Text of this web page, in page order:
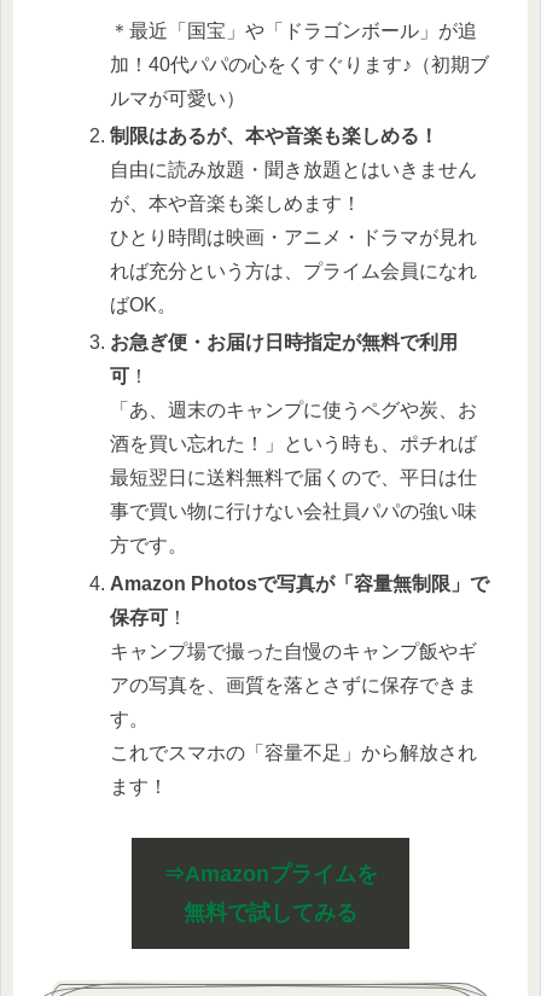
＊最近「国宝」や「ドラゴンボール」が追
加！40代パパの心をくすぐります♪（初期ブ
ルマが可愛い）
制限はあるが、本や音楽も楽しめる！
自由に読み放題・聞き放題とはいきません
が、本や音楽も楽しめます！
ひとり時間は映画・アニメ・ドラマが見れ
れば充分という方は、プライム会員になれ
ばOK。
お急ぎ便・お届け日時指定が無料で利用
可 ！
「あ、週末のキャンプに使うペグや炭、お
酒を買い忘れた！」という時も、ポチれば
最短翌日に送料無料で届くので、平日は仕
事で買い物に行けない会社員パパの強い味
方です。
Amazon Photosで写真が「容量無制限」で
保存可 ！
キャンプ場で撮った自慢のキャンプ飯やギ
アの写真を、画質を落とさずに保存できま
す。
これでスマホの「容量不足」から解放され
ます！
⇒Amazonプライムを
無料で試してみる